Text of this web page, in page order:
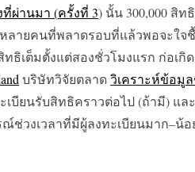
ที่ผ่านมา (ครั้งที่ 3) นั้น 300,000 สิท
ลายคนที่พลาดรอบที่แล้วพอจะใ
ทธิเต็มตั้งแต่สองชั่วโมงแรก ก่อเ
บริษัทวิจัยตลาดวิเคราะห์ข้อมู
บียนรับสิทธิคราวต่อไป(ถ้ามี) แล
ช่วงเวลาที่มีผู้ลงทะเบียนมาก–น้อ